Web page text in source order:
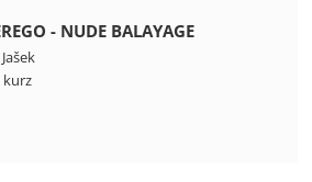
- NUDE BALAYAGE
kurz